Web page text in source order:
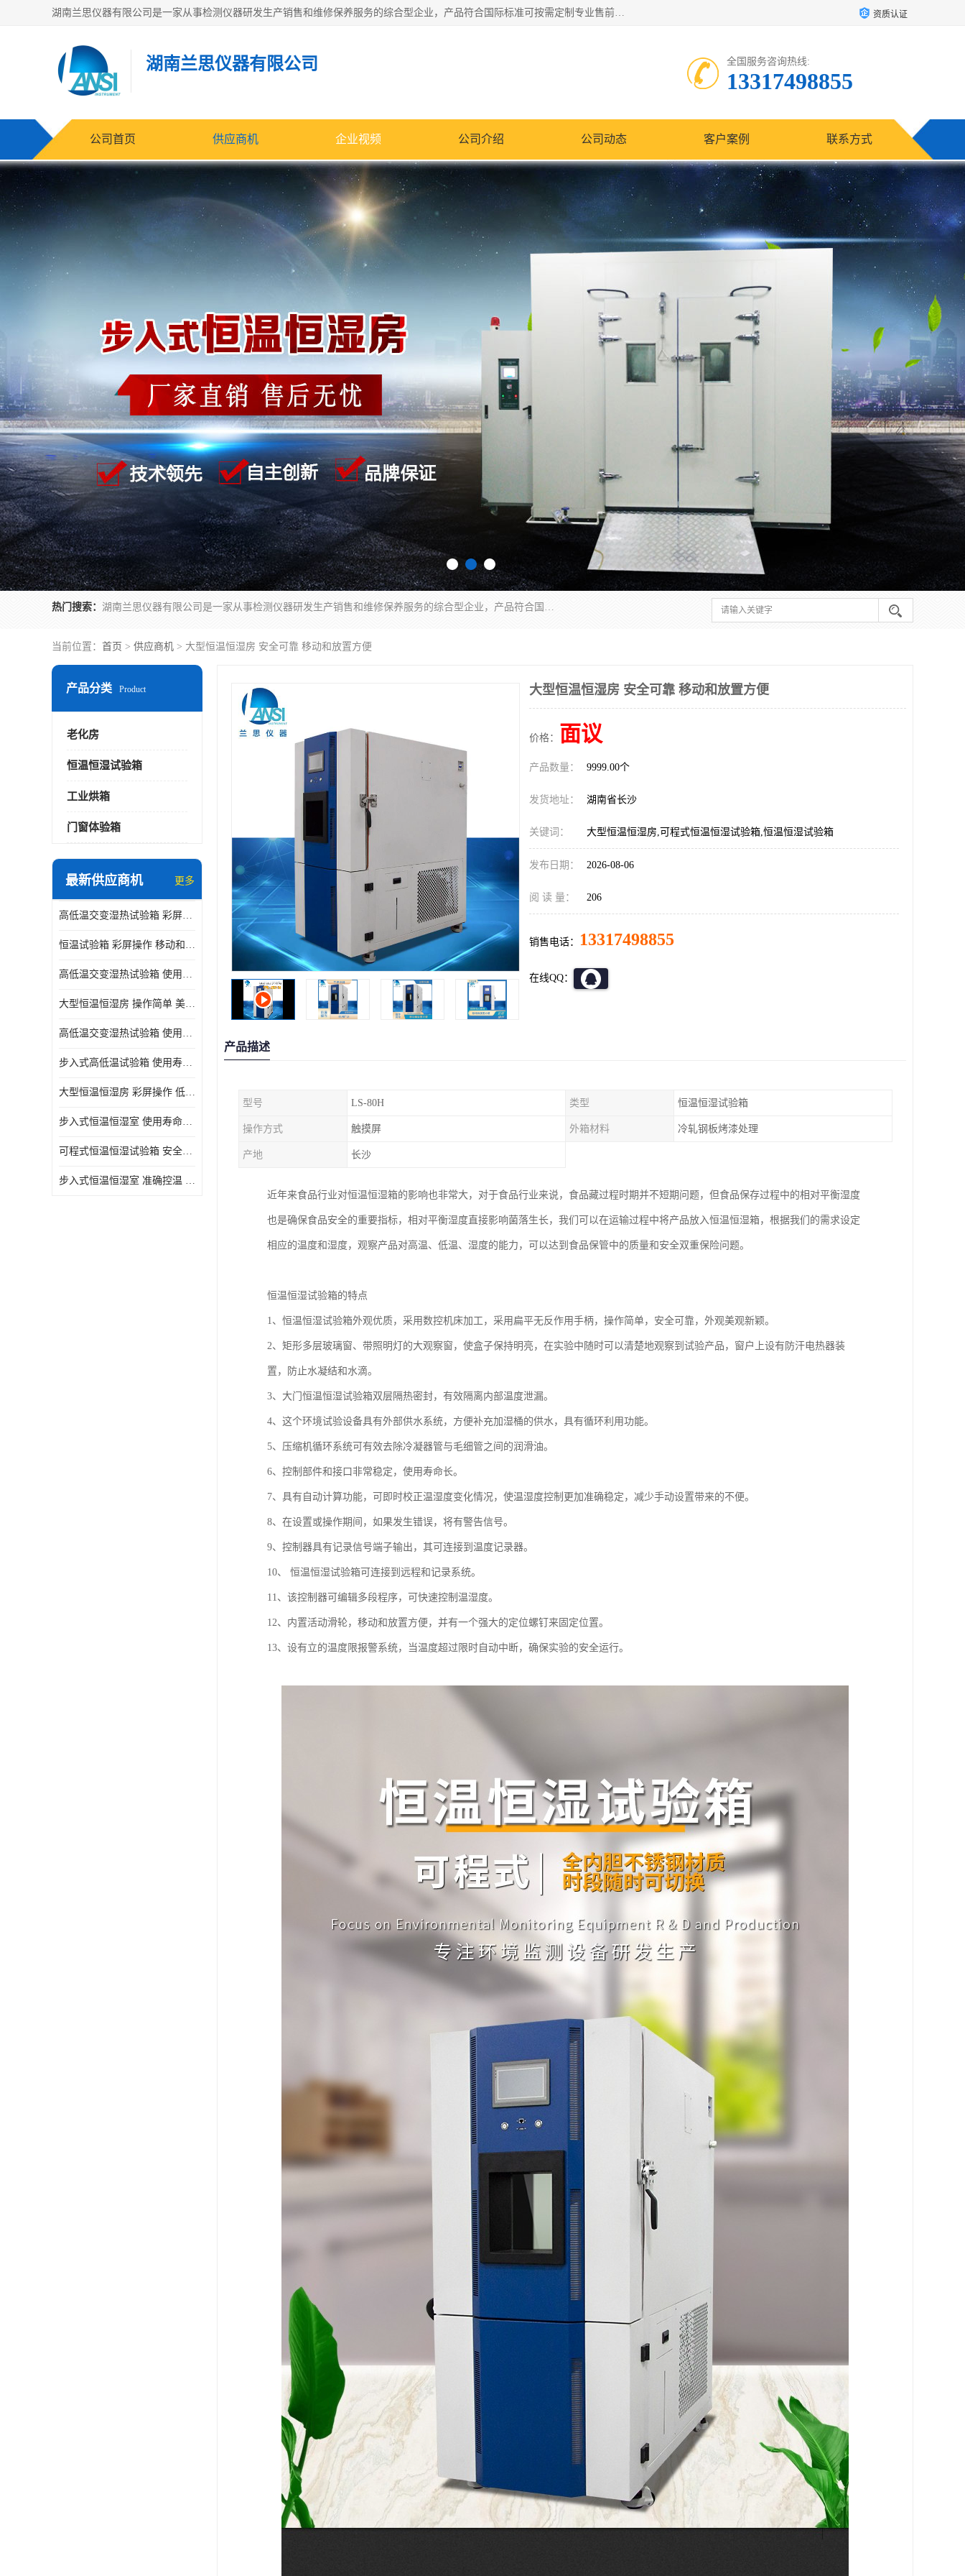
湖南兰思仪器有限公司是一家从事检测仪器研发生产销售和维修保养服务的综合型企业，产品符合国际标准可按需定制专业售前售后工程师，主要有门窗性能体验箱、门窗隔音展示箱、恒温恒湿试验箱、步入式恒温恒湿房、高低温试验箱、老化试验箱、老化试验房、恒温恒湿培养箱、水泥标准养护试验箱、电热鼓风干燥试验箱、真空干燥箱、工业烤箱、盐雾腐蚀试验箱等。 资质认证
湖南兰思仪器有限公司 全国服务咨询热线:
13317498855
公司首页 供应商机 企业视频 公司介绍 公司动态 客户案例 联系方式
热门搜索： 湖南兰思仪器有限公司是一家从事检测仪器研发生产销售和维修保养服务的综合型企业，产品符合国际标准可按需定制专业售前售后工程师，主要有门窗性能体验箱、门窗隔音展示箱、恒温恒湿试验箱、步入式恒温恒湿房、高低温试验箱、老化试验箱、老化试验房、恒温恒湿培养箱、水泥标准养护试验箱、电热鼓风干燥试验箱、真空干燥箱、工业烤箱、盐雾腐蚀试验箱等。
当前位置： 首页 > 供应商机 > 大型恒温恒湿房 安全可靠 移动和放置方便
产品分类 Product
老化房
恒温恒湿试验箱
工业烘箱
门窗体验箱
最新供应商机 更多
高低温交变湿热试验箱 彩屏操作 移动和放置方便
恒温试验箱 彩屏操作 移动和放置方便
高低温交变湿热试验箱 使用寿命长 优良外油漆
大型恒温恒湿房 操作简单 美观实用 清洁更方便
高低温交变湿热试验箱 使用寿命长 造型美观大方新颖
步入式高低温试验箱 使用寿命长 低耗电量 平稳电流
大型恒温恒湿房 彩屏操作 低耗电量 平稳电流
步入式恒温恒湿室 使用寿命长 移动和放置方便
可程式恒温恒湿试验箱 安全可靠 美观实用 清洁更方便
步入式恒温恒湿室 准确控温 试验周期自动化程度高
大型恒温恒湿房 安全可靠 移动和放置方便
价格： 面议
产品数量： 9999.00个
发货地址： 湖南省长沙
关键词： 大型恒温恒湿房,可程式恒温恒湿试验箱,恒温恒湿试验箱
发布日期： 2026-08-06
阅 读 量： 206
销售电话： 13317498855
在线QQ：
产品描述
型号 LS-80H 类型 恒温恒湿试验箱
操作方式 触摸屏 外箱材料 冷轧钢板烤漆处理
产地 长沙
近年来食品行业对恒温恒湿箱的影响也非常大，对于食品行业来说，食品藏过程时期并不短期问题，但食品保存过程中的相对平衡湿度
也是确保食品安全的重要指标，相对平衡湿度直接影响菌落生长，我们可以在运输过程中将产品放入恒温恒湿箱，根据我们的需求设定
相应的温度和湿度，观察产品对高温、低温、湿度的能力，可以达到食品保管中的质量和安全双重保险问题。
恒温恒湿试验箱的特点
1、恒温恒湿试验箱外观优质，采用数控机床加工，采用扁平无反作用手柄，操作简单，安全可靠，外观美观新颖。
2、矩形多层玻璃窗、带照明灯的大观察窗，使盒子保持明亮，在实验中随时可以清楚地观察到试验产品，窗户上设有防汗电热器装
置，防止水凝结和水滴。
3、大门恒温恒湿试验箱双层隔热密封，有效隔离内部温度泄漏。
4、这个环境试验设备具有外部供水系统，方便补充加湿桶的供水，具有循环利用功能。
5、压缩机循环系统可有效去除冷凝器管与毛细管之间的润滑油。
6、控制部件和接口非常稳定，使用寿命长。
7、具有自动计算功能，可即时校正温湿度变化情况，使温湿度控制更加准确稳定，减少手动设置带来的不便。
8、在设置或操作期间，如果发生错误，将有警告信号。
9、控制器具有记录信号端子输出，其可连接到温度记录器。
10、 恒温恒湿试验箱可连接到远程和记录系统。
11、该控制器可编辑多段程序，可快速控制温湿度。
12、内置活动滑轮，移动和放置方便，并有一个强大的定位螺钉来固定位置。
13、设有立的温度限报警系统，当温度超过限时自动中断，确保实验的安全运行。